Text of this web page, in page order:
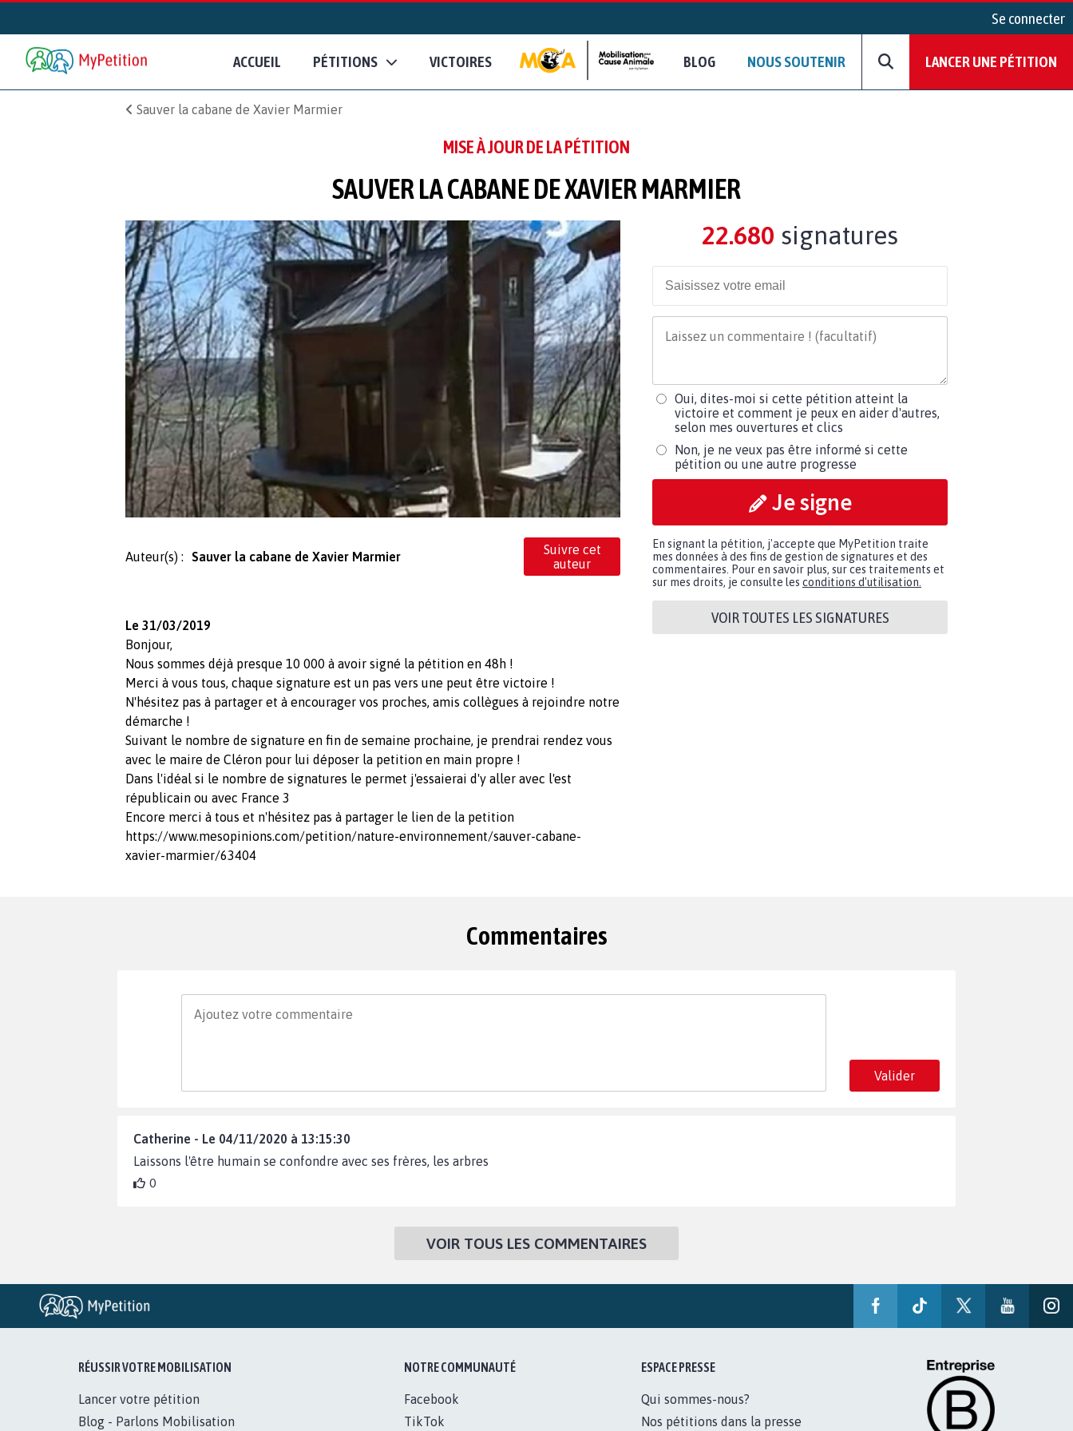
Se connecter
ACCUEIL PÉTITIONS VICTOIRES BLOG NOUS SOUTENIR LANCER UNE PÉTITION
Sauver la cabane de Xavier Marmier
MISE À JOUR DE LA PÉTITION
SAUVER LA CABANE DE XAVIER MARMIER
Auteur(s) : Sauver la cabane de Xavier Marmier
Suivre cet
auteur
Le 31/03/2019
Bonjour,
Nous sommes déjà presque 10 000 à avoir signé la pétition en 48h !
Merci à vous tous, chaque signature est un pas vers une peut être victoire !
N'hésitez pas à partager et à encourager vos proches, amis collègues à rejoindre notre
démarche !
Suivant le nombre de signature en fin de semaine prochaine, je prendrai rendez vous
avec le maire de Cléron pour lui déposer la petition en main propre !
Dans l'idéal si le nombre de signatures le permet j'essaierai d'y aller avec l'est
républicain ou avec France 3
Encore merci à tous et n'hésitez pas à partager le lien de la petition
https://www.mesopinions.com/petition/nature-environnement/sauver-cabane-
xavier-marmier/63404
22.680 signatures
Oui, dites-moi si cette pétition atteint la
victoire et comment je peux en aider d'autres,
selon mes ouvertures et clics
Non, je ne veux pas être informé si cette
pétition ou une autre progresse
Je signe
En signant la pétition, j'accepte que MyPetition traite
mes données à des fins de gestion de signatures et des
commentaires. Pour en savoir plus, sur ces traitements et
sur mes droits, je consulte les conditions d'utilisation.
VOIR TOUTES LES SIGNATURES
Commentaires
Valider
Catherine - Le 04/11/2020 à 13:15:30
Laissons l'être humain se confondre avec ses frères, les arbres
0
VOIR TOUS LES COMMENTAIRES
RÉUSSIR VOTRE MOBILISATION
Lancer votre pétition
Blog - Parlons Mobilisation
NOTRE COMMUNAUTÉ
Facebook
TikTok
ESPACE PRESSE
Qui sommes-nous?
Nos pétitions dans la presse